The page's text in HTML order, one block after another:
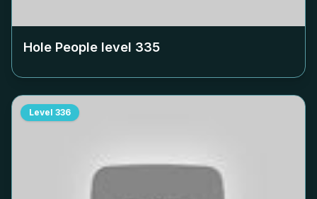
Hole People level 335
Level 336